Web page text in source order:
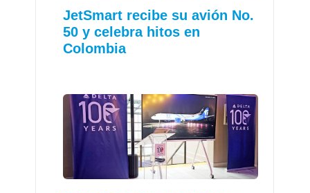
JetSmart recibe su avión No.
50 y celebra hitos en
Colombia